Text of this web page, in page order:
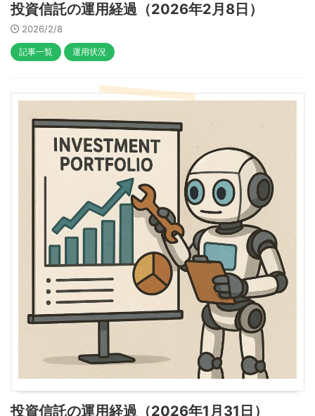
投資信託の運用経過（2026年2月8日）
2026/2/8
記事一覧 運用状況
投資信託の運用経過（2026年1月31日）